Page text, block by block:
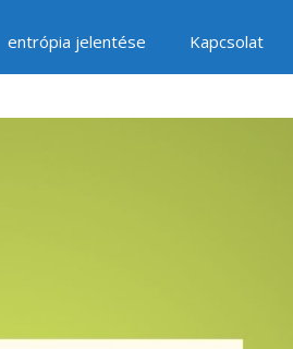
entrópia jelentése Kapcsolat